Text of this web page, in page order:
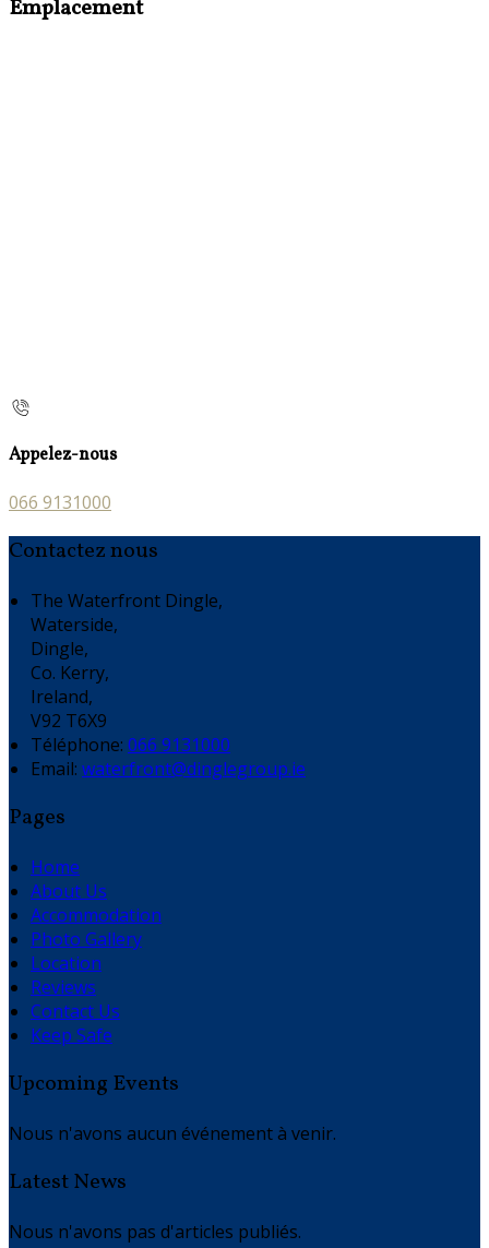
Emplacement
Appelez-nous
066 9131000
Contactez nous
The Waterfront Dingle,
Waterside,
Dingle,
Co. Kerry,
Ireland,
V92 T6X9
Téléphone: 066 9131000
Email: waterfront@dinglegroup.ie
Pages
Home
About Us
Accommodation
Photo Gallery
Location
Reviews
Contact Us
Keep Safe
Upcoming Events
Nous n'avons aucun événement à venir.
Latest News
Nous n'avons pas d'articles publiés.